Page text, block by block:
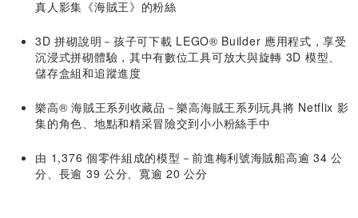
真人影集《海賊王》的粉絲
3D 拼砌說明－孩子可下載 LEGO® Builder 應用程式，享受
沉浸式拼砌體驗，其中有數位工具可放大與旋轉 3D 模型、
儲存盒組和追蹤進度
樂高® 海賊王系列收藏品－樂高海賊王系列玩具將 Netflix 影
集的角色、地點和精采冒險交到小小粉絲手中
由 1,376 個零件組成的模型－前進梅利號海賊船高逾 34 公
分、長逾 39 公分、寬逾 20 公分